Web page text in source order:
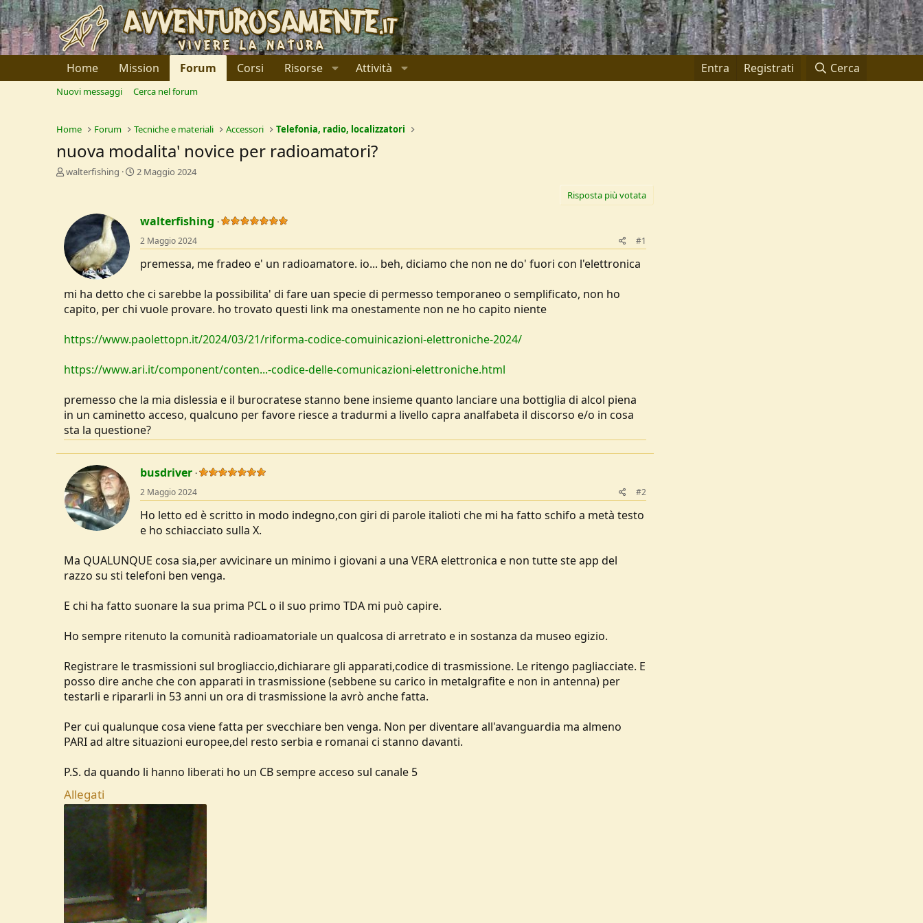
Home Mission Forum Corsi Risorse Attività Entra Registrati Cerca
Nuovi messaggi Cerca nel forum
Home Forum Tecniche e materiali Accessori Telefonia, radio, localizzatori
nuova modalita' novice per radioamatori?
C
o
e
D
s
c
s
o
walterfishing
D
d
i
o
2 Maggio 2024
Risposta più votata
walterfishing
2 Maggio 2024 #1
premessa, me fradeo e' un radioamatore. io... beh, diciamo che non ne do' fuori con l'elettronica
mi ha detto che ci sarebbe la possibilita' di fare uan specie di permesso temporaneo o semplificato, non ho
capito, per chi vuole provare. ho trovato questi link ma onestamente non ne ho capito niente
https://www.paolettopn.it/2024/03/21/riforma-codice-comuinicazioni-elettroniche-2024/
https://www.ari.it/component/conten...-codice-delle-comunicazioni-elettroniche.html
premesso che la mia dislessia e il burocratese stanno bene insieme quanto lanciare una bottiglia di alcol piena
in un caminetto acceso, qualcuno per favore riesce a tradurmi a livello capra analfabeta il discorso e/o in cosa
sta la questione?
busdriver
2 Maggio 2024 #2
Ho letto ed è scritto in modo indegno,con giri di parole italioti che mi ha fatto schifo a metà testo
e ho schiacciato sulla X.
Ma QUALUNQUE cosa sia,per avvicinare un minimo i giovani a una VERA elettronica e non tutte ste app del
razzo su sti telefoni ben venga.
E chi ha fatto suonare la sua prima PCL o il suo primo TDA mi può capire.
Ho sempre ritenuto la comunità radioamatoriale un qualcosa di arretrato e in sostanza da museo egizio.
Registrare le trasmissioni sul brogliaccio,dichiarare gli apparati,codice di trasmissione. Le ritengo pagliacciate. E
posso dire anche che con apparati in trasmissione (sebbene su carico in metalgrafite e non in antenna) per
testarli e ripararli in 53 anni un ora di trasmissione la avrò anche fatta.
Per cui qualunque cosa viene fatta per svecchiare ben venga. Non per diventare all'avanguardia ma almeno
PARI ad altre situazioni europee,del resto serbia e romanai ci stanno davanti.
P.S. da quando li hanno liberati ho un CB sempre acceso sul canale 5
Allegati